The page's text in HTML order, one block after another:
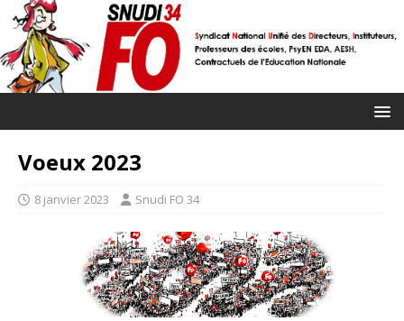
Voeux 2023
8 janvier 2023 Snudi FO 34